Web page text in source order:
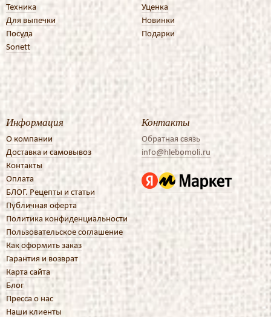
Техника
Для выпечки
Посуда
Sonett
Уценка
Новинки
Подарки
Информация
О компании
Доставка и самовывоз
Контакты
Оплата
БЛОГ. Рецепты и статьи
Публичная оферта
Политика конфиденциальности
Пользовательское соглашение
Как оформить заказ
Гарантия и возврат
Карта сайта
Блог
Пресса о нас
Наши клиенты
Контакты
Обратная связь
info@hlebomoli.ru